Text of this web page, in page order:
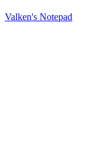
Valken's Notepad